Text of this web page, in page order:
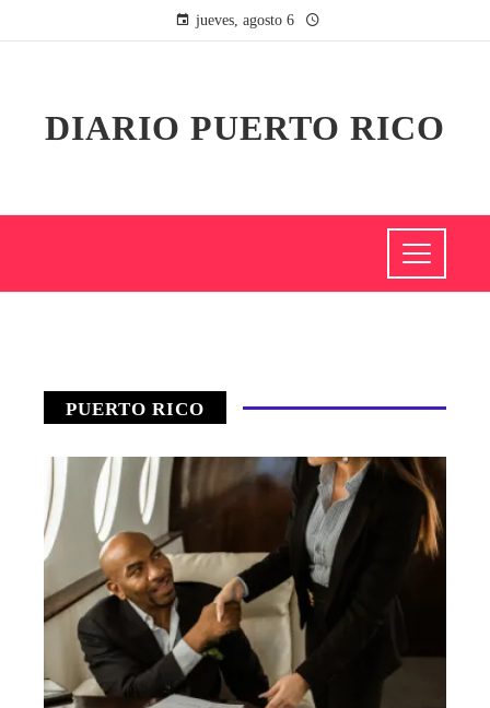
jueves, agosto 6
DIARIO PUERTO RICO
PUERTO RICO